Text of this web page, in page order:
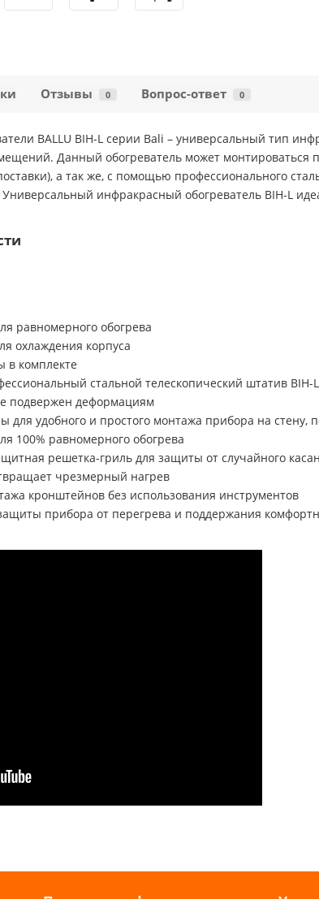
Отзывы 0 Вопрос-ответ 0
BALLU BIH-L серии Bali – универсальный тип
Данный обогреватель может
а так же, с помощью профессионального
инфракрасный обогреватель BIH-L
равномерного обогрева
охлаждения корпуса
в комплекте
стальной телескопический штатив BIH-
подвержен деформациям
удобного и простого монтажа прибора на стену,
100% равномерного обогрева
решетка-гриль для защиты от случайного
чрезмерный нагрев
кронштейнов без использования инструментов
прибора от перегрева и поддержания